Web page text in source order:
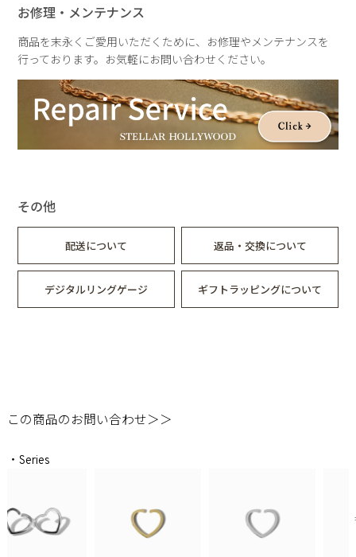
お修理・メンテナンス
商品を末永くご愛用いただくために、お修理やメンテナンスを
行っております。お気軽にお問い合わせください。
その他
配送について 返品・交換について
デジタルリングゲージ ギフトラッピングについて
この商品のお問い合わせ＞＞
・Series